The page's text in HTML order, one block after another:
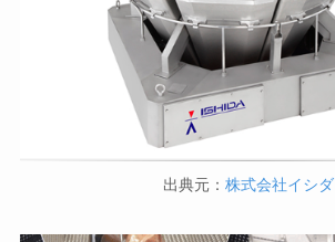
出典元： 株式会社イシダ